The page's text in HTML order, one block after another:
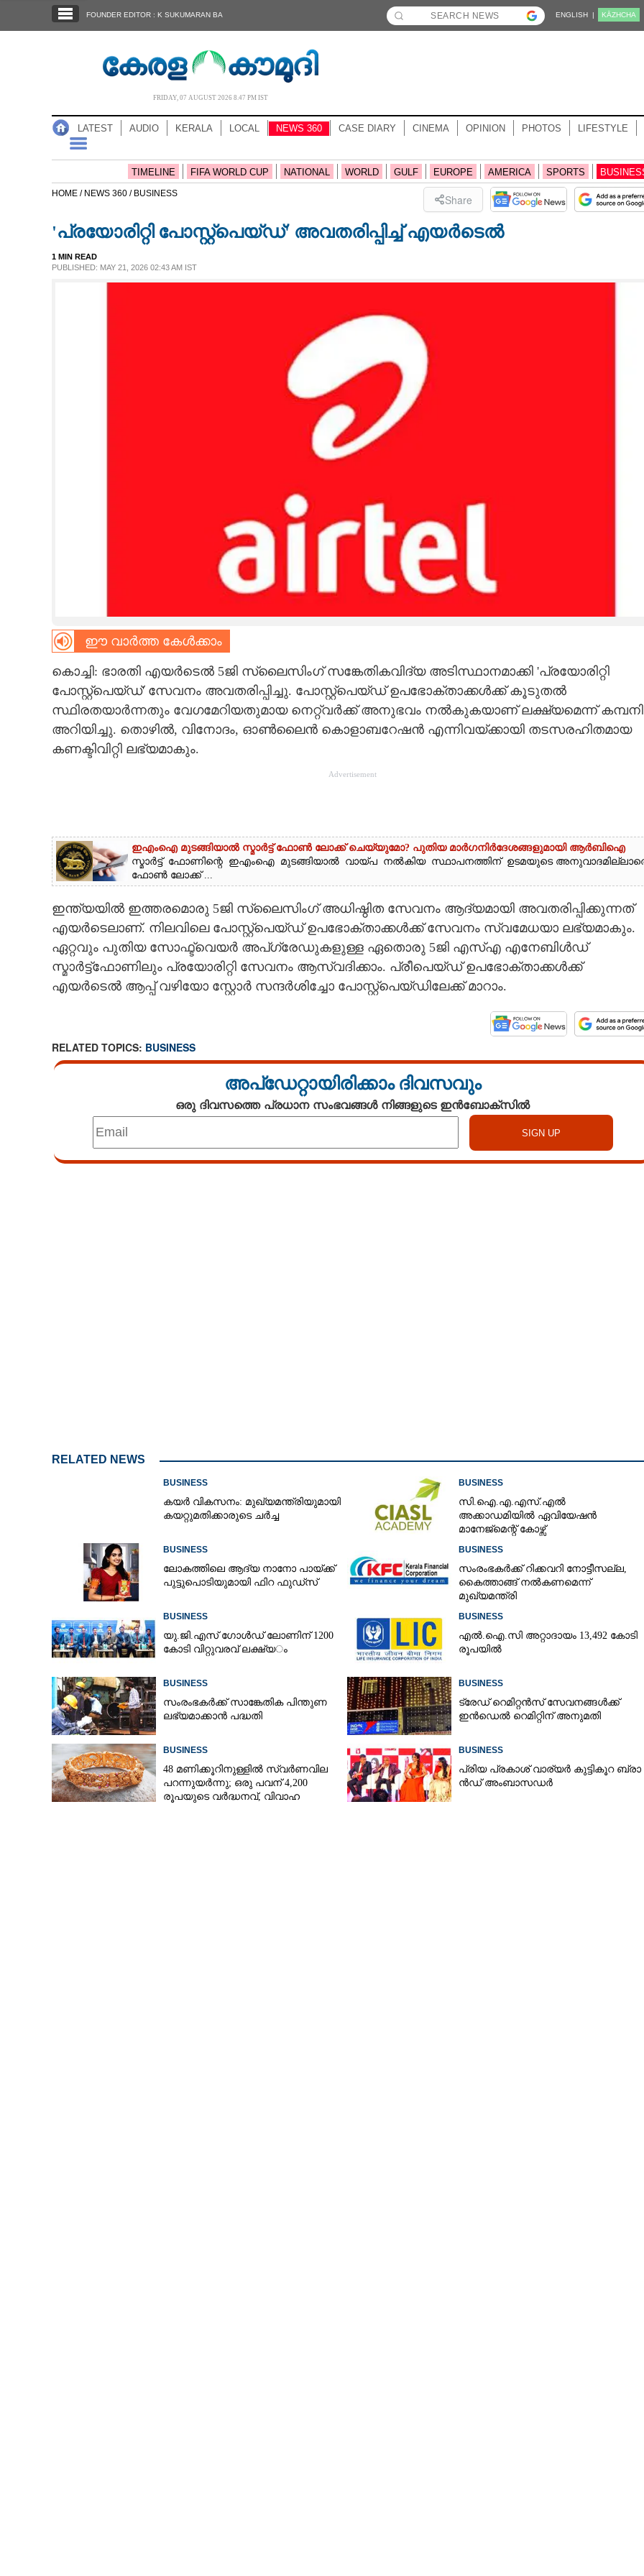
NOTIFIED NEWS
CARTOONS
LITERATURE
FOUNDER EDITOR : K SUKUMARAN BA ENGLISH | KĀZHCHA
FRIDAY, 07 AUGUST 2026 8.47 PM IST
LATEST AUDIO KERALA LOCAL NEWS 360 CASE DIARY CINEMA OPINION PHOTOS LIFESTYLE
TIMELINE FIFA WORLD CUP NATIONAL WORLD GULF EUROPE AMERICA SPORTS
HOME / NEWS 360 / BUSINESS Share
'പ്രയോരിറ്റി പോസ്റ്റ്‌പെയ്ഡ്' അവതരിപ്പിച്ച് എയർടെൽ
1 MIN READ
PUBLISHED: MAY 21, 2026 02:43 AM IST
ഈ വാർത്ത കേൾക്കാം
കൊച്ചി: ഭാരതി എയർടെൽ 5ജി സ്ലൈസിംഗ് സങ്കേതികവിദ്യ അടിസ്ഥാനമാക്കി 'പ്രയോരിറ്റി
പോസ്റ്റ്‌പെയ്ഡ്' സേവനം അവതരിപ്പിച്ചു. പോസ്റ്റ്‌പെയ്ഡ് ഉപഭോക്താക്കൾക്ക് കൂടുതൽ
സ്ഥിരതയാർന്നതും വേഗമേറിയതുമായ നെറ്റ്‌വർക്ക് അനുഭവം നൽകുകയാണ് ലക്ഷ്യമെന്ന് കമ്പനി
അറിയിച്ചു. തൊഴിൽ, വിനോദം, ഓൺലൈൻ കൊളാബറേഷൻ എന്നിവയ്ക്കായി തടസരഹിതമായ
കണക്ടിവിറ്റി ലഭ്യമാകും.
Advertisement
ഇഎംഐ മുടങ്ങിയാൽ സ്മാർട്ട് ഫോൺ ലോക്ക് ചെയ്യുമോ? പുതിയ മാർഗനിർദേശങ്ങളുമായി ആർബിഐ
സ്മാർട്ട് ഫോണിന്റെ ഇഎംഐ മുടങ്ങിയാല്‍ വായ്പ നല്‍കിയ സ്ഥാപനത്തിന് ഉടമയുടെ
ഫോൺ ലോക്ക് ...
ഇന്ത്യയിൽ ഇത്തരമൊരു 5ജി സ്ലൈസിംഗ് അധിഷ്ഠിത സേവനം ആദ്യമായി അവതരിപ്പിക്കുന്നത്
എയർടെലാണ്. നിലവിലെ പോസ്റ്റ്‌പെയ്ഡ് ഉപഭോക്താക്കൾക്ക് സേവനം സ്വമേധയാ ലഭ്യമാകും.
ഏറ്റവും പുതിയ സോഫ്ട്‌വെയർ അപ്‌ഗ്രേഡുകളുള്ള ഏതൊരു 5ജി എസ്എ എനേബിൾഡ്
സ്മാർട്ട്‌ഫോണിലും പ്രയോരിറ്റി സേവനം ആസ്വദിക്കാം. പ്രീപെയ്ഡ് ഉപഭോക്താക്കൾക്ക്
എയർടെൽ ആപ്പ് വഴിയോ സ്റ്റോർ സന്ദർശിച്ചോ പോസ്റ്റ്‌പെയ്ഡിലേക്ക് മാറാം.
RELATED TOPICS: BUSINESS
അപ്ഡേറ്റായിരിക്കാം ദിവസവും
ഒരു ദിവസത്തെ പ്രധാന സംഭവങ്ങൾ നിങ്ങളുടെ ഇൻബോക്സിൽ
RELATED NEWS
BUSINESS
കയർ വികസനം: മുഖ്യമന്ത്രിയുമായി
കയറ്റുമതിക്കാരുടെ ചർച്ച
BUSINESS
സി.ഐ.എ.എസ്.എൽ
അക്കാഡമിയിൽ ഏവിയേഷൻ
മാനേജ്മെന്റ് കോഴ്സ്
BUSINESS
ലോകത്തിലെ ആദ്യ നാനോ പായ്ക്ക്
പുട്ടുപൊടിയുമായി ഫിറ ഫുഡ്‌സ്
BUSINESS
സംരംഭകർക്ക് റിക്കവറി നോട്ടീസല്ല,
കൈത്താങ്ങ് നൽകണമെന്ന്
മുഖ്യമന്ത്രി
BUSINESS
യു.​ജി.​എ​സ് ​ഗോ​ൾ​ഡ് ​ലോണിന് 1200​ ​
കോ​ടി​ ​വി​റ്റു​വ​ര​വ് ​ല​ക്ഷ്യ​ം
BUSINESS
എൽ.ഐ.സി അറ്റാദായം 13,492 കോടി
രൂപയിൽ
BUSINESS
സംരംഭകർക്ക് സാങ്കേതിക പിന്തുണ
ലഭ്യമാക്കാൻ പദ്ധതി
BUSINESS
ട്രേഡ് റെമിറ്റൻസ് സേവനങ്ങൾക്ക്
ഇൻഡെൽ റെമിറ്റിന് അനുമതി
BUSINESS
48 മണിക്കൂറിനുള്ളിൽ സ്വർണവില
പറന്നുയർന്നു; ഒരു പവന് 4,200
രൂപയുടെ വർദ്ധനവ്, വിവാഹ
BUSINESS
പ്രി​യ​ ​പ്ര​കാ​ശ് ​വാ​ര്യർ കു​ട്ടി​കൂ​റ​ ​ ബ്രാ​
ൻ​ഡ് ​അം​ബാ​സ​ഡ​ർ
Share this link